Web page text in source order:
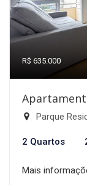
R$ 635.000
Parque
2 Quartos
Mais